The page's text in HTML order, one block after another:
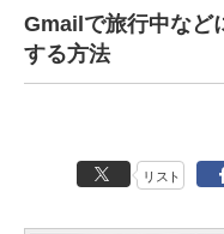
Gmailで旅行中など
する方法
リスト